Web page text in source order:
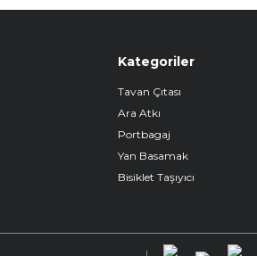
Kategoriler
Tavan Çıtası
Ara Atkı
Portbagaj
Yan Basamak
Bisiklet Taşıyıcı